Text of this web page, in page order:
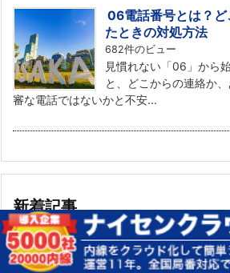
06電話番号とは？
たときの対処方法
682件のビュー
見慣れない「06」から
と、どこからの連絡か
審な電話ではないかと不安...
新着記事
コンビニの新規開業
ならクラウドPBX